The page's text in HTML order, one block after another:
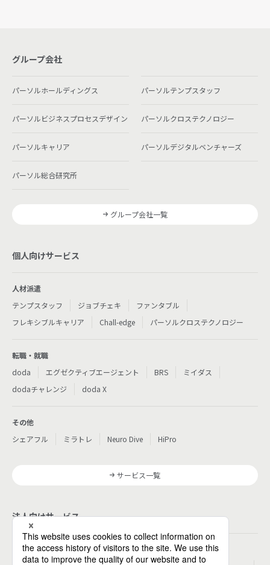
グループ会社
パーソルホールディングス パーソルテンプスタッフ
パーソルビジネスプロセスデザイン パーソルクロステクノロジー
パーソルキャリア パーソルデジタルベンチャーズ
パーソル総合研究所
グループ会社一覧
個人向けサービス
人材派遣
テンプスタッフ
ジョブチェキ
ファンタブル
フレキシブルキャリア
Chall-edge パーソルクロステクノロジー
転職・就職
doda
エグゼクティブエージェント BRS
ミイダス
dodaチャレンジ
doda X
その他
シェアフル
ミラトレ Neuro Dive HiPro
サービス一覧
法人向けサービス
その他